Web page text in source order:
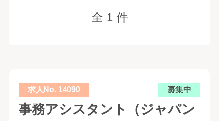
全 1 件
求人No. 14090 募集中
事務アシスタント（ジャパン